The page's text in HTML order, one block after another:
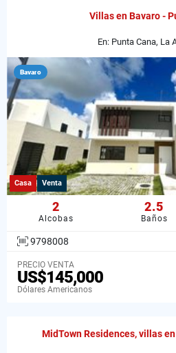
Villas en Bavaro -
En: Punta Cana, La
Bavaro
Casa Venta
2
Alcobas
2.5
Baños
9798008
PRECIO VENTA
US$145,000
Dólares Americanos
MidTown Residences, villas